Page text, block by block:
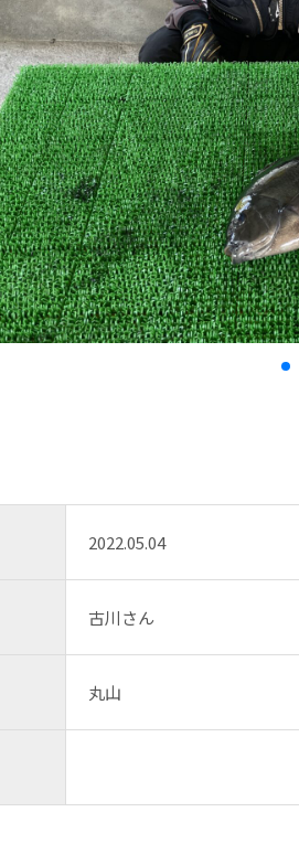
2022.05.04
古川さん
丸山